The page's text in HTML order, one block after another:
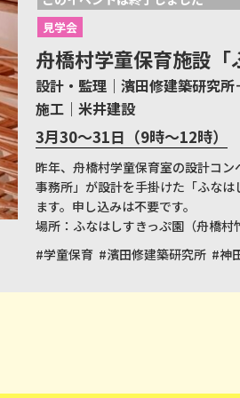
見学会
舟橋村学童保育施設
設計・監理｜濱田修建築研究
施工｜米井建設
3月30〜31日（9時〜12時）
昨年、舟橋村学童保育室の設計コ
事務所」が設計を手掛けた「ふな
ます。申し込みは不要です。
場所：ふなはしすきっぷ園（舟橋村
#学童保育 #濱田修建築研究所 #神